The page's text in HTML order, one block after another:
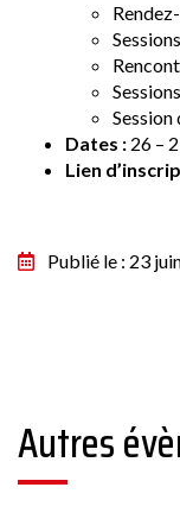
Dates : 26 –
Lien
Publié le : 23
Autres